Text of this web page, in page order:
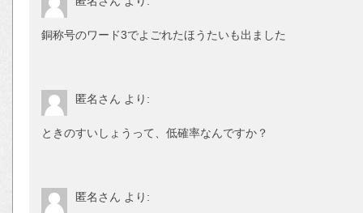
銅称号のワード3でよごれたほうたいも出ました
匿名さん より:
ときのすいしょうって、低確率なんですか？
匿名さん より: